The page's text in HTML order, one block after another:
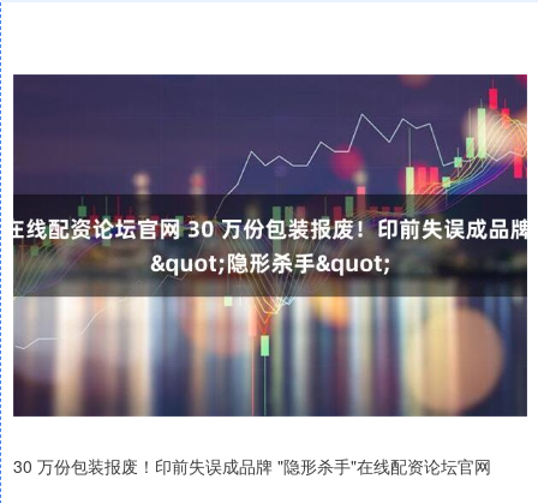
30 万份包装报废！印前失误成品牌 "隐形杀手"在线配资论坛官网